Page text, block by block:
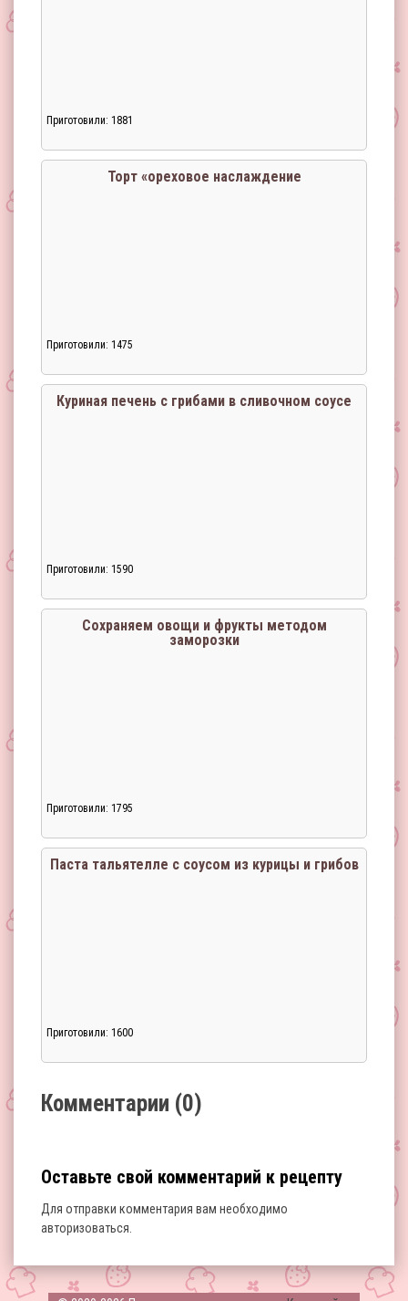
Приготовили: 1881
Торт «ореховое наслаждение
Приготовили: 1475
Куриная печень с грибами в сливочном соусе
Приготовили: 1590
Загрузка...
Сохраняем овощи и фрукты методом
заморозки
Приготовили: 1795
Паста тальятелле с соусом из курицы и грибов
Приготовили: 1600
Комментарии (0)
Оставьте свой комментарий к рецепту
Для отправки комментария вам необходимо
авторизоваться